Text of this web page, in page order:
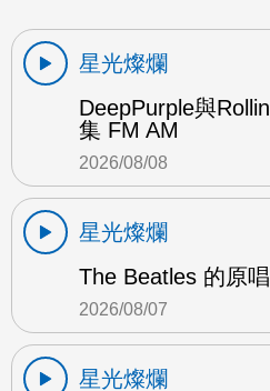
星光燦爛
DeepPurple與
集 FM AM
2026/08/08
星光燦爛
The Beatles 的原
2026/08/07
星光燦爛